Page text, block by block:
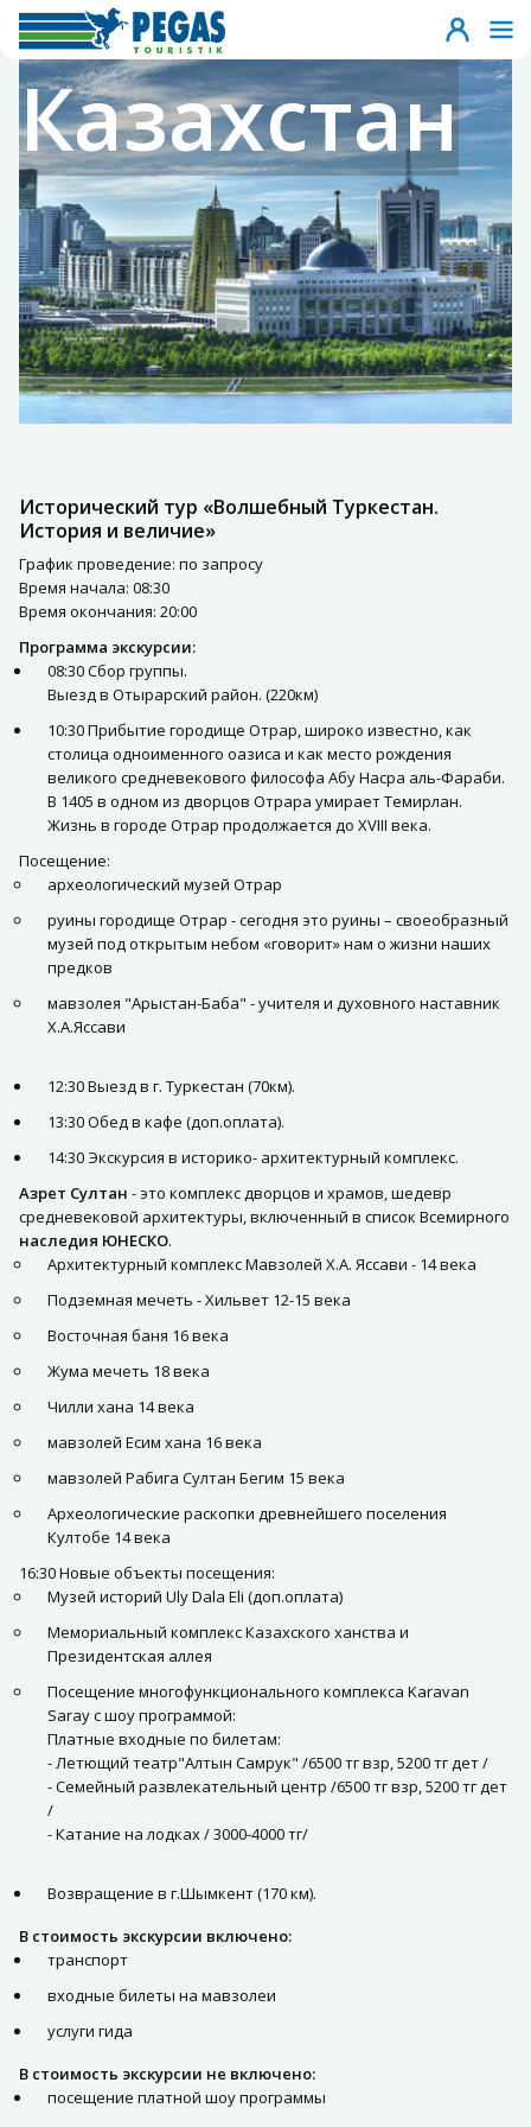
Казахстан
Исторический тур «Волшебный Туркестан.
История и величие»
График проведение: по запросу
Время начала: 08:30
Время окончания: 20:00
Программа экскурсии:
08:30 Сбор группы.
Выезд в Отырарский район. (220км)
10:30 Прибытие городище Отрар, широко известно, как
столица одноименного оазиса и как место рождения
великого средневекового философа Абу Насра аль-Фараби.
В 1405 в одном из дворцов Отрара умирает Темирлан.
Жизнь в городе Отрар продолжается до XVIII века.
Посещение:
археологический музей Отрар
руины городище Отрар - сегодня это руины – своеобразный
музей под открытым небом «говорит» нам о жизни наших
предков
мавзолея "Арыстан-Баба" - учителя и духовного наставник
Х.А.Яссави
12:30 Выезд в г. Туркестан (70км).
13:30 Обед в кафе (доп.оплата).
14:30 Экскурсия в историко- архитектурный комплекс.
Азрет Султан - это комплекс дворцов и храмов, шедевр
средневековой архитектуры, включенный в список Всемирного
наследия ЮНЕСКО.
Архитектурный комплекс Мавзолей Х.А. Яссави - 14 века
Подземная мечеть - Хильвет 12-15 века
Восточная баня 16 века
Жума мечеть 18 века
Чилли хана 14 века
мавзолей Есим хана 16 века
мавзолей Рабига Султан Бегим 15 века
Археологические раскопки древнейшего поселения
Култобе 14 века
16:30 Новые объекты посещения:
Музей историй Uly Dala Eli (доп.оплата)
Мемориальный комплекс Казахского ханства и
Президентская аллея
Посещение многофункционального комплекса Karavan
Saray с шоу программой:
Платные входные по билетам:
- Летющий театр"Алтын Самрук" /6500 тг взр, 5200 тг дет /
- Семейный развлекательный центр /6500 тг взр, 5200 тг дет
/
- Катание на лодках / 3000-4000 тг/
Возвращение в г.Шымкент (170 км).
В стоимость экскурсии включено:
транспорт
входные билеты на мавзолеи
услуги гида
В стоимость экскурсии не включено:
посещение платной шоу программы